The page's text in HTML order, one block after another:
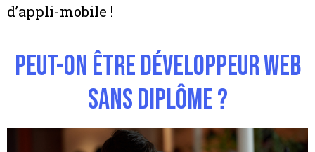
d’appli-mobile !
Peut-on être développeur web
sans diplôme ?